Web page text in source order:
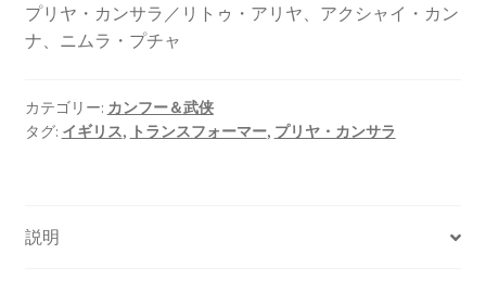
プリヤ・カンサラ／リトゥ・アリヤ、アクシャイ・カン
ナ、ニムラ・プチャ
カテゴリー: カンフー＆武侠
タグ: イギリス, トランスフォーマー, プリヤ・カンサラ
説明